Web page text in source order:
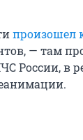
произошел
— там
России, в